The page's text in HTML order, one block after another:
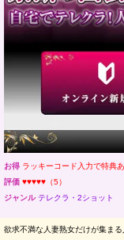
お得 ラッキーコード入力で特典
評価 ♥♥♥♥♥（5）
ジャンル テレクラ・2ショット
欲求不満な人妻熟女だけが集ま